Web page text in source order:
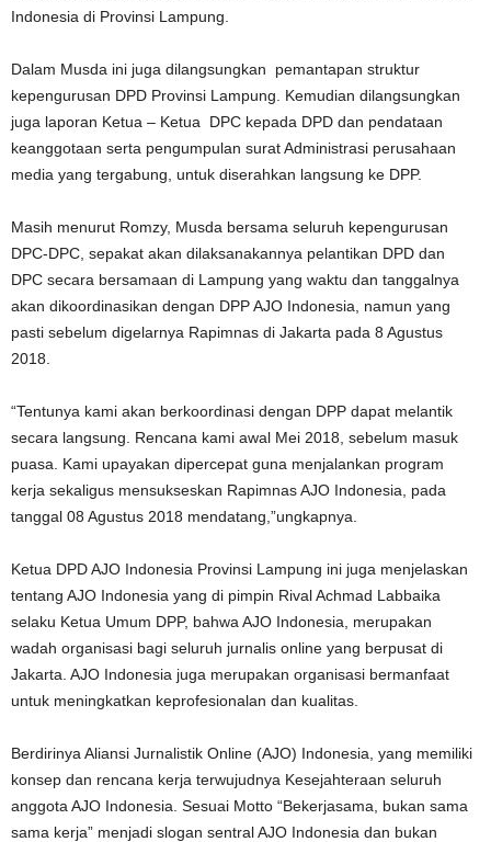
Indonesia di Provinsi Lampung.
Dalam Musda ini juga dilangsungkan pemantapan struktur
kepengurusan DPD Provinsi Lampung. Kemudian dilangsungkan
juga laporan Ketua – Ketua DPC kepada DPD dan pendataan
keanggotaan serta pengumpulan surat Administrasi perusahaan
media yang tergabung, untuk diserahkan langsung ke DPP.
Masih menurut Romzy, Musda bersama seluruh kepengurusan
DPC-DPC, sepakat akan dilaksanakannya pelantikan DPD dan
DPC secara bersamaan di Lampung yang waktu dan tanggalnya
akan dikoordinasikan dengan DPP AJO Indonesia, namun yang
pasti sebelum digelarnya Rapimnas di Jakarta pada 8 Agustus
2018.
“Tentunya kami akan berkoordinasi dengan DPP dapat melantik
secara langsung. Rencana kami awal Mei 2018, sebelum masuk
puasa. Kami upayakan dipercepat guna menjalankan program
kerja sekaligus mensukseskan Rapimnas AJO Indonesia, pada
tanggal 08 Agustus 2018 mendatang,”ungkapnya.
Ketua DPD AJO Indonesia Provinsi Lampung ini juga menjelaskan
tentang AJO Indonesia yang di pimpin Rival Achmad Labbaika
selaku Ketua Umum DPP, bahwa AJO Indonesia, merupakan
wadah organisasi bagi seluruh jurnalis online yang berpusat di
Jakarta. AJO Indonesia juga merupakan organisasi bermanfaat
untuk meningkatkan keprofesionalan dan kualitas.
Berdirinya Aliansi Jurnalistik Online (AJO) Indonesia, yang memiliki
konsep dan rencana kerja terwujudnya Kesejahteraan seluruh
anggota AJO Indonesia. Sesuai Motto “Bekerjasama, bukan sama
sama kerja” menjadi slogan sentral AJO Indonesia dan bukan